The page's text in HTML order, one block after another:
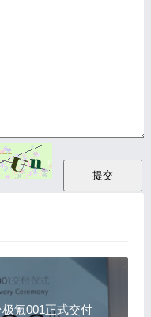
纪录 第2万台极氪001正式交付